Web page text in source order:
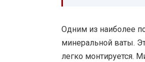
Одним из наиболее
минеральной ваты.
легко монтируется.